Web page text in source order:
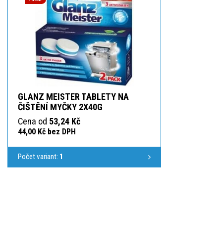
GLANZ MEISTER TABLETY NA
ČIŠTĚNÍ MYČKY 2X40G
Cena od 53,24 Kč
44,00 Kč bez DPH
Počet variant: 1